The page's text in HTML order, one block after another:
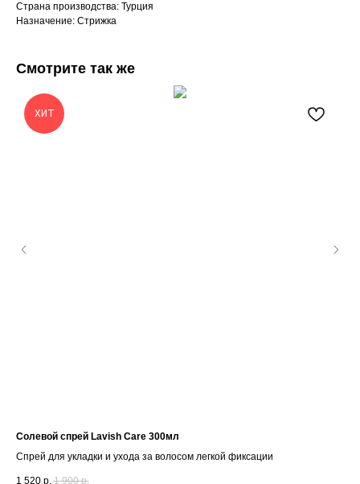
Страна производства: Турция
Назначение: Стрижка
Смотрите так же
ХИТ
Солевой спрей Lavish Care 300мл
Спрей для укладки и ухода за волосом легкой фиксации
1 520 р. 1 900 р.